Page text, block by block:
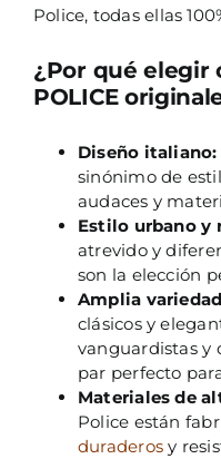
Police, todas ellas
¿Por qué elegir
POLICE
Diseño italiano:
sinónimo de
audaces y
Estilo urbano y
atrevido y
son la elección
Amplia
clásicos y
vanguardistas y
par perfecto
Materiales de
Police están
duraderos y